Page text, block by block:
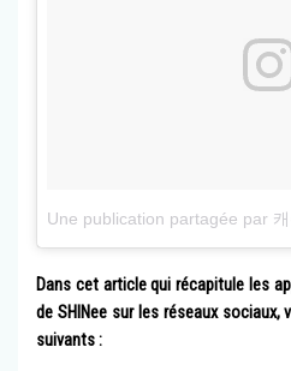
Dans cet article qui récapitule les
de SHINee sur les réseaux
suivants :